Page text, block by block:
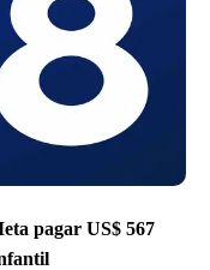
pagar US$ 567